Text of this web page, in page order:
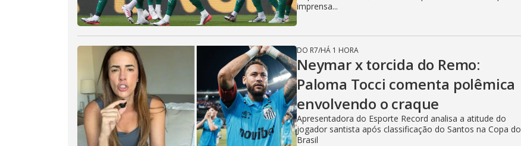
imprensa...
DO R7/HÁ 1 HORA
Neymar x torcida do Remo:
Paloma Tocci comenta polêmica
envolvendo o craque
Apresentadora do Esporte Record analisa a atitude do
jogador santista após classificação do Santos na Copa do
Brasil